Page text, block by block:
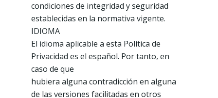
condiciones de integridad y seguridad
establecidas en la normativa vigente.
IDIOMA
El idioma aplicable a esta Política de
Privacidad es el español. Por tanto, en
caso de que
hubiera alguna contradicción en alguna
de las versiones facilitadas en otros